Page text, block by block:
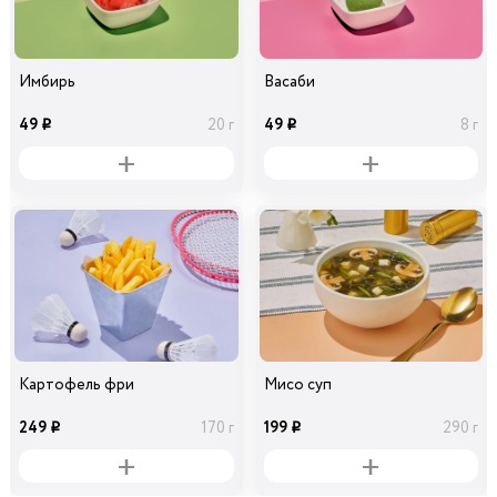
Имбирь
49 i 20 г
Васаби
49 i 8 г
Картофель фри
249 i 170 г
Мисо суп
199 i 290 г